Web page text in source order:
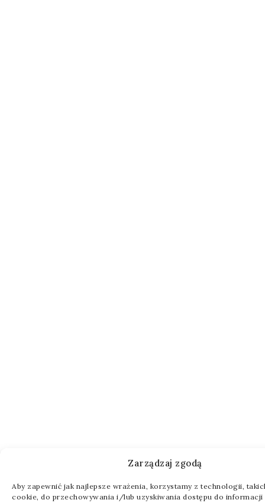
Zarządzaj zgodą
Aby zapewnić jak najlepsze wrażenia, korzystamy z technologii,
cookie, do przechowywania i/lub uzyskiwania dostępu do informacji